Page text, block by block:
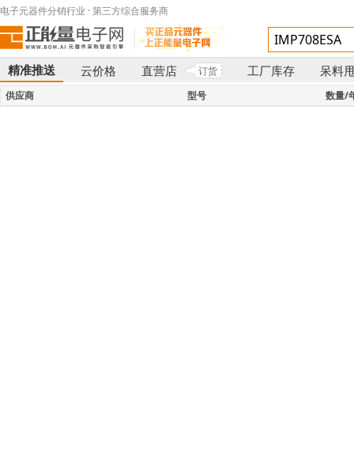
电子元器件分销行业 · 第三方综合服务商
精准推送 云价格 直营店 订货 工厂库存 呆料
供应商 型号 数量/
}